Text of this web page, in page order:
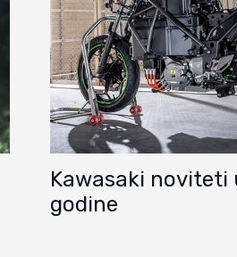
Kawasaki noviteti
godine